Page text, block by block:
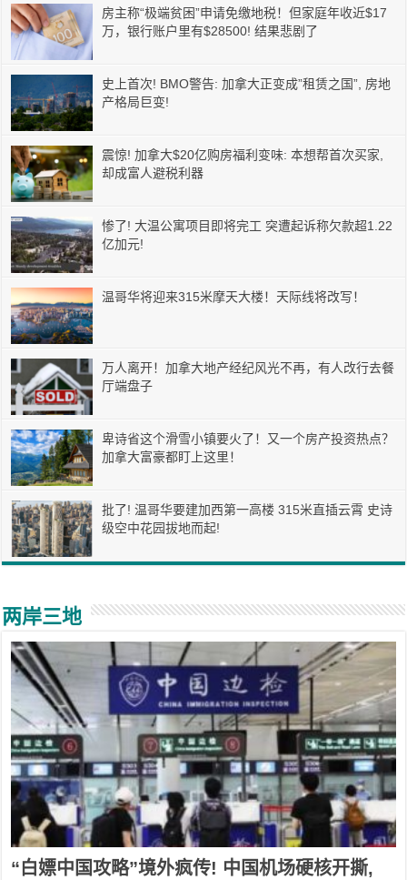
房主称“极端贫困”申请免缴地税！但家庭年收近$17
万，银行账户里有$28500! 结果悲剧了
史上首次! BMO警告: 加拿大正变成”租赁之国”, 房地
产格局巨变!
震惊! 加拿大$20亿购房福利变味: 本想帮首次买家,
却成富人避税利器
惨了! 大温公寓项目即将完工 突遭起诉称欠款超1.22
亿加元!
温哥华将迎来315米摩天大楼！天际线将改写！
万人离开！加拿大地产经纪风光不再，有人改行去餐
厅端盘子
卑诗省这个滑雪小镇要火了！又一个房产投资热点？
加拿大富豪都盯上这里！
批了! 温哥华要建加西第一高楼 315米直插云霄 史诗
级空中花园拔地而起!
两岸三地
“白嫖中国攻略”境外疯传! 中国机场硬核开撕,